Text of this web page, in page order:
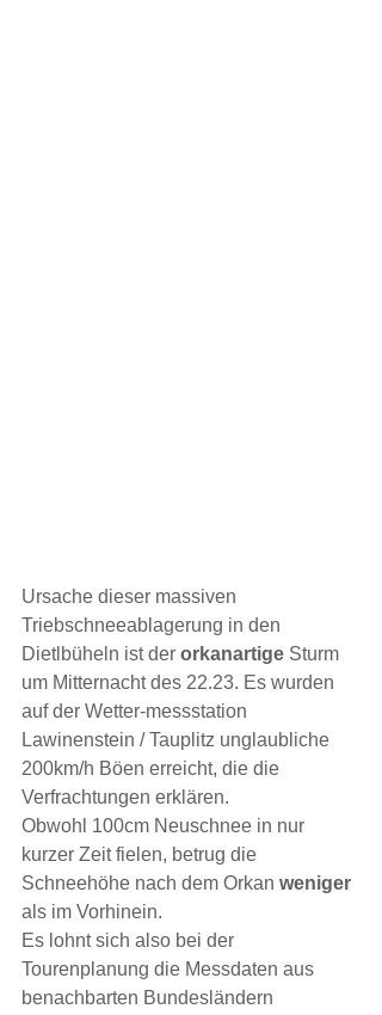
Ursache dieser massiven
Triebschneeablagerung in den
Dietlbüheln ist der orkanartige Sturm
um Mitternacht des 22.23. Es wurden
auf der Wetter-messstation
Lawinenstein / Tauplitz unglaubliche
200km/h Böen erreicht, die die
Verfrachtungen erklären.
Obwohl 100cm Neuschnee in nur
kurzer Zeit fielen, betrug die
Schneehöhe nach dem Orkan weniger
als im Vorhinein.
Es lohnt sich also bei der
Tourenplanung die Messdaten aus
benachbarten Bundesländern